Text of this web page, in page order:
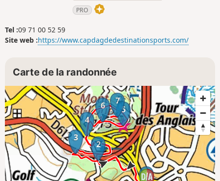
PRO
Tel :09 71 00 52 59
Site web :https://www.capdagdedestinationsports.com/
Carte de la randonnée
1
2
3
4
5
6 7